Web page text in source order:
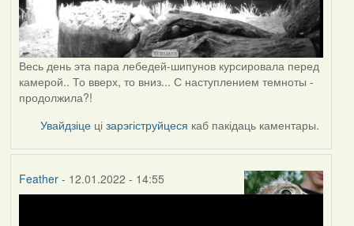
Весь день эта пара лебедей-шипунов курсировала перед
камерой.. То вверх, то вниз... С наступлением темноты -
продолжила?!
Увайдзіце цізарэгіструйцеся каб пакідаць каментары.
Feather- 12.01.2022 - 14:55